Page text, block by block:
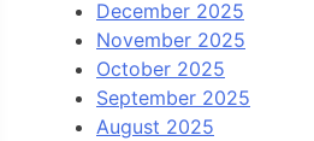
December 2025
November 2025
October 2025
September 2025
August 2025